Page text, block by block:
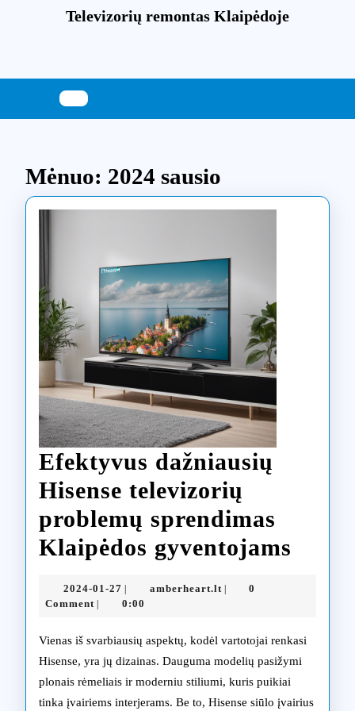
Televizorių remontas Klaipėdoje
Mėnuo: 2024 sausio
Efektyvus dažniausių
Hisense televizorių
problemų sprendimas
Klaipėdos gyventojams
2024-01-27 2024-
01-
amberheart.ltamberheart.lt
0
Comment
0:00
Vienas iš svarbiausių aspektų, kodėl vartotojai renkasi
Hisense, yra jų dizainas. Dauguma modelių pasižymi
plonais rėmeliais ir moderniu stiliumi, kuris puikiai
tinka įvairiems interjerams. Be to, Hisense siūlo įvairius